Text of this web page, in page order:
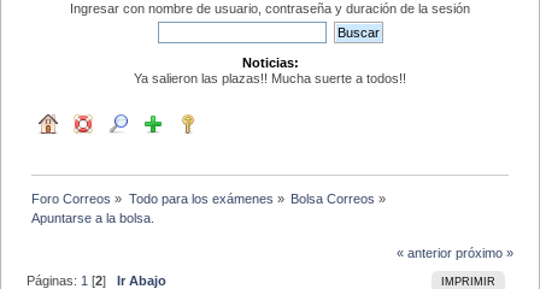
Ingresar con nombre de usuario, contraseña y duración de la sesión
Noticias:
Ya salieron las plazas!! Mucha suerte a todos!!
Foro Correos » Todo para los exámenes » Bolsa Correos »
Apuntarse a la bolsa.
« anterior próximo »
IMPRIMIR
Páginas: 1 [2]Ir Abajo